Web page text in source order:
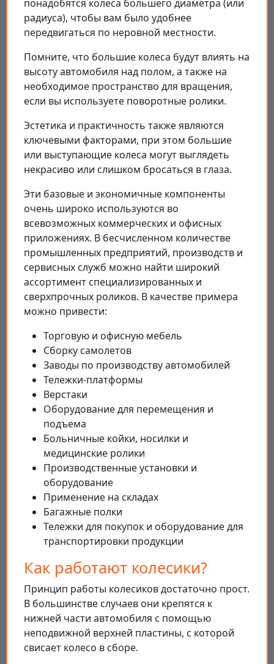
понадобятся колеса большего диаметра (или
радиуса), чтобы вам было удобнее
передвигаться по неровной местности.
Помните, что большие колеса будут влиять на
высоту автомобиля над полом, а также на
необходимое пространство для вращения,
если вы используете поворотные ролики.
Эстетика и практичность также являются
ключевыми факторами, при этом большие
или выступающие колеса могут выглядеть
некрасиво или слишком бросаться в глаза.
Эти базовые и экономичные компоненты
очень широко используются во
всевозможных коммерческих и офисных
приложениях. В бесчисленном количестве
промышленных предприятий, производств и
сервисных служб можно найти широкий
ассортимент специализированных и
сверхпрочных роликов. В качестве примера
можно привести:
Торговую и офисную мебель
Сборку самолетов
Заводы по производству автомобилей
Тележки-платформы
Верстаки
Оборудование для перемещения и
подъема
Больничные койки, носилки и
медицинские ролики
Производственные установки и
оборудование
Применение на складах
Багажные полки
Тележки для покупок и оборудование для
транспортировки продукции
Как работают колесики?
Принцип работы колесиков достаточно прост.
В большинстве случаев они крепятся к
нижней части автомобиля с помощью
неподвижной верхней пластины, с которой
свисает колесо в сборе.